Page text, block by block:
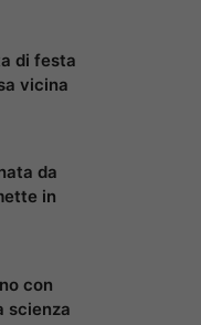
di festa
vicina
da
in
con
scienza